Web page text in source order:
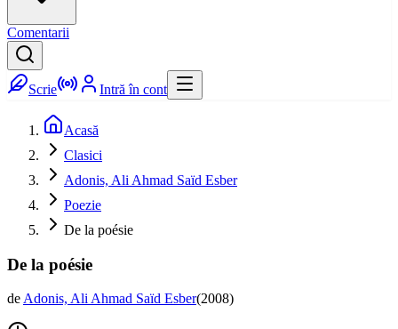
Comentarii
Scrie Intră în cont
Acasă
Clasici
Adonis, Ali Ahmad Saïd Esber
Poezie
De la poésie
De la poésie
deAdonis, Ali Ahmad Saïd Esber(2008)